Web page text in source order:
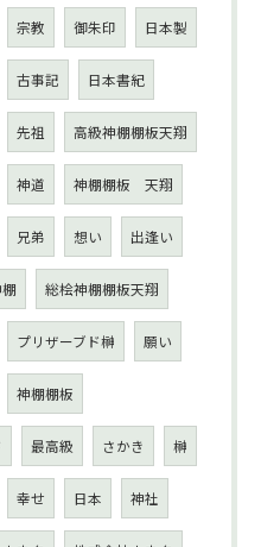
宗教 御朱印 日本製
古事記 日本書紀
先祖 高級神棚棚板天翔
神道 神棚棚板 天翔
兄弟 想い 出逢い
総桧神棚棚板天翔
プリザーブド榊 願い
神棚棚板
最高級 さかき 榊
幸せ 日本 神社